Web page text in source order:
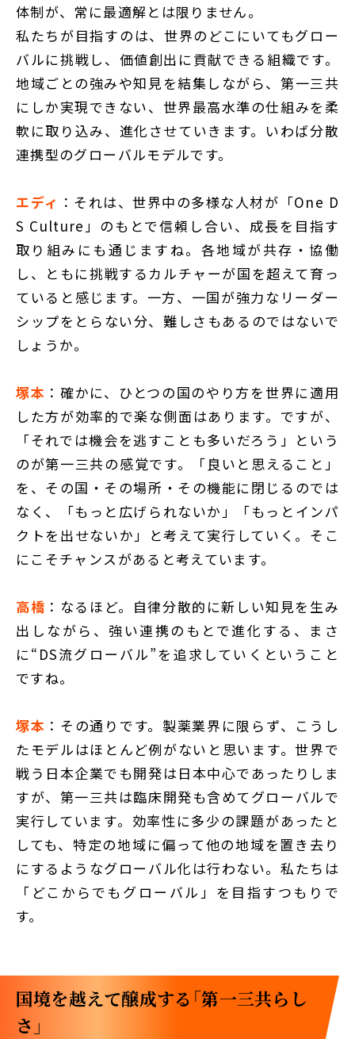
体制が、常に最適解とは限りません。
私たちが目指すのは、世界のどこにいてもグロー
バルに挑戦し、価値創出に貢献できる組織です。
地域ごとの強みや知見を結集しながら、第一三共
にしか実現できない、世界最高水準の仕組みを柔
軟に取り込み、進化させていきます。いわば分散
連携型のグローバルモデルです。
エディ ：それは、世界中の多様な人材が「One D
S Culture」のもとで信頼し合い、成長を目指す
取り組みにも通じますね。各地域が共存・協働
し、ともに挑戦するカルチャーが国を超えて育っ
ていると感じます。一方、一国が強力なリーダー
シップをとらない分、難しさもあるのではないで
しょうか。
塚本 ：確かに、ひとつの国のやり方を世界に適用
した方が効率的で楽な側面はあります。ですが、
「それでは機会を逃すことも多いだろう」という
のが第一三共の感覚です。「良いと思えること」
を、その国・その場所・その機能に閉じるのでは
なく、「もっと広げられないか」「もっとインパ
クトを出せないか」と考えて実行していく。そこ
にこそチャンスがあると考えています。
高橋 ：なるほど。自律分散的に新しい知見を生み
出しながら、強い連携のもとで進化する、まさ
に“DS流グローバル”を追求していくということ
ですね。
塚本 ：その通りです。製薬業界に限らず、こうし
たモデルはほとんど例がないと思います。世界で
戦う日本企業でも開発は日本中心であったりしま
すが、第一三共は臨床開発も含めてグローバルで
実行しています。効率性に多少の課題があったと
しても、特定の地域に偏って他の地域を置き去り
にするようなグローバル化は行わない。私たちは
「どこからでもグローバル」を目指すつもりで
す。
国境を越えて醸成する「第一三共らし
さ」